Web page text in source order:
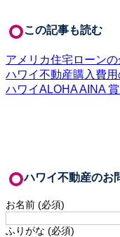
この記事も読む
アメリカ住宅ローン
ハワイ不動産購入費用
ハワイALOHA AINA
ハワイ不動産のお
お名前 (必須)
ふりがな (必須)